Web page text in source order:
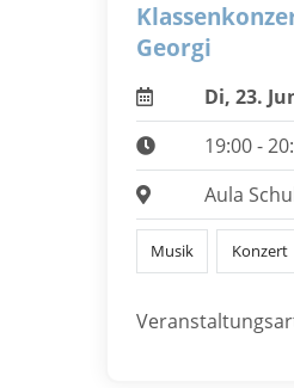
Georgi
Di, 23.
19:00 -
Aula
Musik Konzert